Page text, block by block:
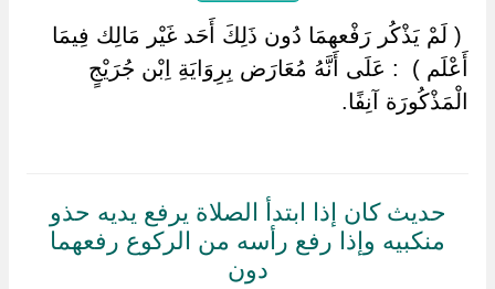
‏ ‏( لَمْ يَذْكُر رَفْعهمَا دُون ذَلِكَ أَحَد غَيْر مَالِك فِيمَا
أَعْلَم ) ‏ ‏: عَلَى أَنَّهُ مُعَارَض بِرِوَايَةِ اِبْن جُرَيْجٍ
الْمَذْكُورَة آنِفًا.
حديث كان إذا ابتدأ الصلاة يرفع يديه حذو
منكبيه وإذا رفع رأسه من الركوع رفعهما
دون